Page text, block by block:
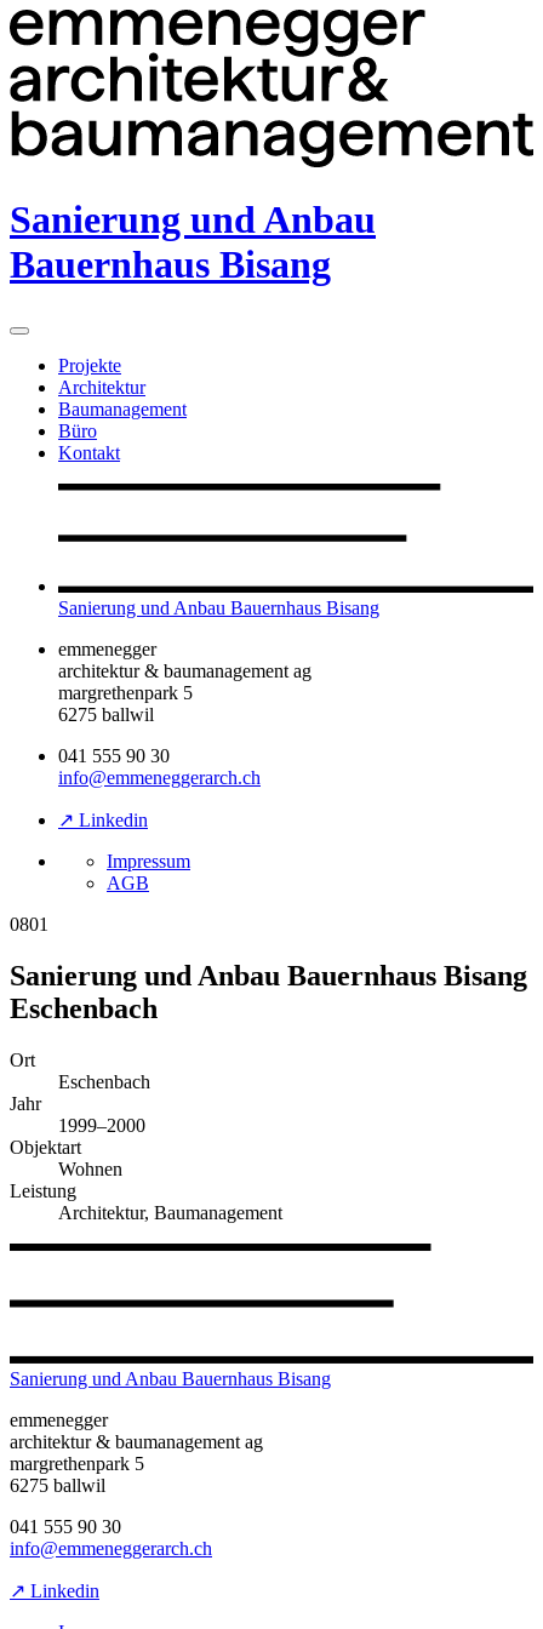
Sanierung und Anbau
Bauernhaus Bisang
Projekte
Architektur
Baumanagement
Büro
Kontakt
Sanierung und Anbau Bauernhaus Bisang
emmenegger
architektur & baumanagement ag
margrethenpark 5
6275 ballwil
041 555 90 30
info@emmeneggerarch.ch
↗ Linkedin
Impressum
AGB
0801
Sanierung und Anbau Bauernhaus Bisang
Eschenbach
Ort
Eschenbach
Jahr
1999–2000
Objektart
Wohnen
Leistung
Architektur, Baumanagement
Sanierung und Anbau Bauernhaus Bisang
emmenegger
architektur & baumanagement ag
margrethenpark 5
6275 ballwil
041 555 90 30
info@emmeneggerarch.ch
↗ Linkedin